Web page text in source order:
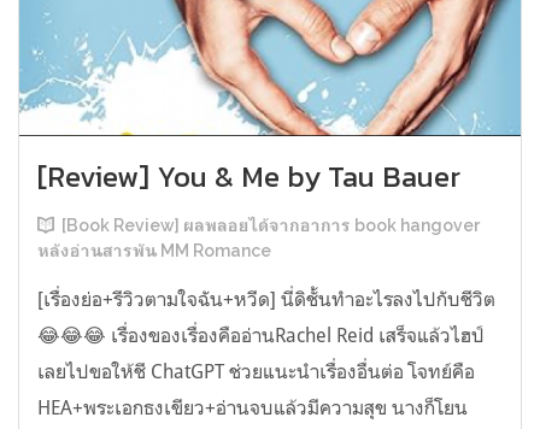
[Review] You & Me by Tau Bauer
[Book Review] ผลพลอยได้จากอาการ book hangover
หลังอ่านสารพัน MM Romance
[เรื่องย่อ+รีวิวตามใจฉัน+หวีด] นี่ดิชั้นทำอะไรลงไปกับชีวิต
😂😂😂 เรื่องของเรื่องคืออ่านRachel Reid เสร็จแล้วไฮป์
เลยไปขอให้ชี ChatGPT ช่วยแนะนำเรื่องอื่นต่อ โจทย์คือ
HEA+พระเอกธงเขียว+อ่านจบแล้วมีความสุข นางก็โยน